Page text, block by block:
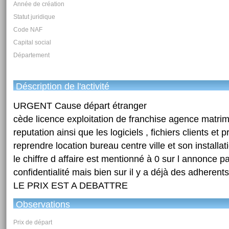
Année de création
Statut juridique
Code NAF
Capital social
Département
Déscription de l'activité
URGENT Cause départ étranger
cède licence exploitation de franchise agence
reputation ainsi que les logiciels , fichiers clients et
reprendre location bureau centre ville et son
le chiffre d affaire est mentionné à 0 sur l annonce
confidentialité mais bien sur il y a déjà des adherents
LE PRIX EST A DEBATTRE
Observations
Prix de départ